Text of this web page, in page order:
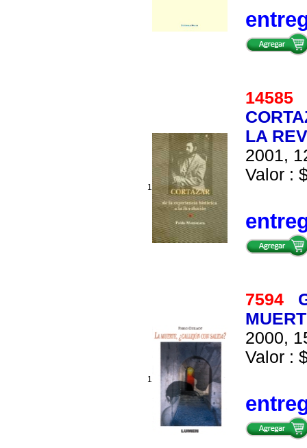
1
14585
LA
2001,
Valor :
1
7594
2000,
Valor :